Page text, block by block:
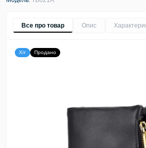
Все про товар Опис
Хіт Продано